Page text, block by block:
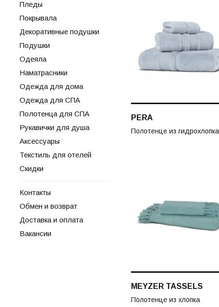
Пледы
Покрывала
Декоративные подушки
Подушки
Одеяла
Наматрасники
Одежда для дома
Одежда для СПА
Полотенца для СПА
Рукавички для душа
Аксессуары
Текстиль для отелей
Скидки
Контакты
Обмен и возврат
Доставка и оплата
Вакансии
PERA
Полотенце из гидрохлопка
MEYZER TASSELS
Полотенце из хлопка